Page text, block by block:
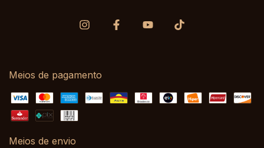
Meios de pagamento
Meios de envio